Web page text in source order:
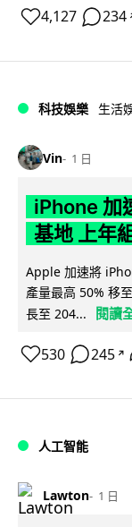
4,127 234
科技娛樂 生活
Vin 1 日
iPhone 加
基地 上年
Apple 加速將
產量最高 50% 移
長至 204...
閱讀
530 245 ↗
人工智能
Lawton 1 日